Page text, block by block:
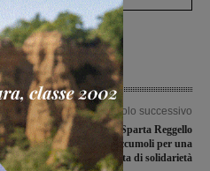
Articolo successivo
I ragazzi dell’Asd Sparta Reggello
impegnati ad Accumoli per una
partita di solidarietà